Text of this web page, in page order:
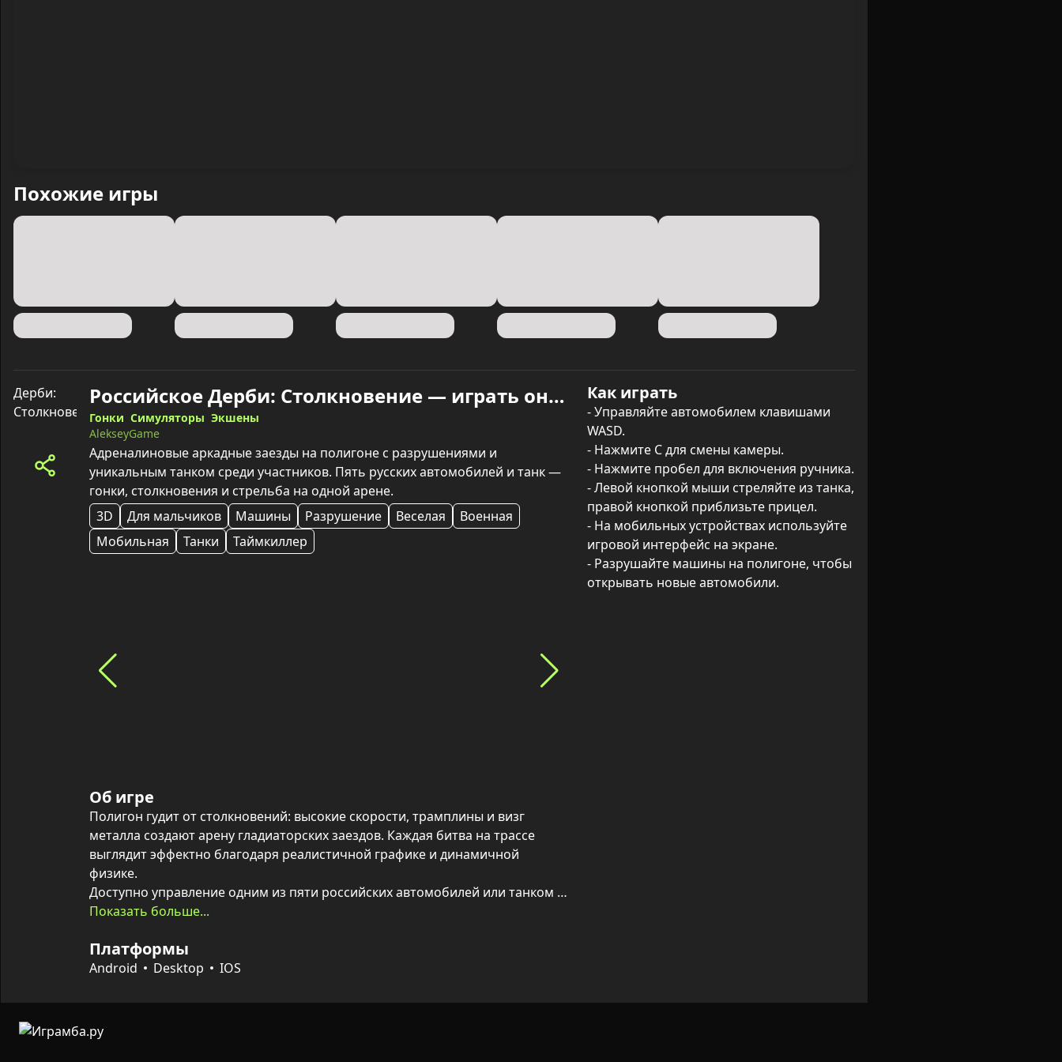
Похожие игры
Российское Дерби: Столкновение — играть онлайн
Гонки Симуляторы Экшены
AlekseyGame
Адреналиновые аркадные заезды на полигоне с разрушениями и
уникальным танком среди участников. Пять русских автомобилей и танк —
гонки, столкновения и стрельба на одной арене.
3D
Для мальчиков Машины Разрушение Веселая
Военная
Мобильная
Танки Таймкиллер
Как играть
- Управляйте автомобилем клавишами
WASD.
- Нажмите C для смены камеры.
- Нажмите пробел для включения ручника.
- Левой кнопкой мыши стреляйте из танка,
правой кнопкой приблизьте прицел.
- На мобильных устройствах используйте
игровой интерфейс на экране.
- Разрушайте машины на полигоне, чтобы
открывать новые автомобили.
Об игре
Полигон гудит от столкновений: высокие скорости, трамплины и визг
металла создают арену гладиаторских заездов. Каждая битва на трассе
выглядит эффектно благодаря реалистичной графике и динамичной
физике.
Доступно управление одним из пяти российских автомобилей или танком
— он единственный, кто стреляет по соперникам. Главная цель на полигоне
транспортным средствам и доминируя в хаосе столкновений.
Показать больше...
Платформы
Android Desktop IOS